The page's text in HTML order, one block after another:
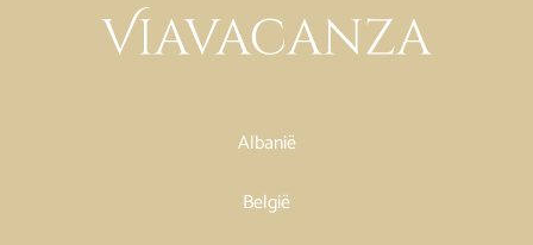
Albanië
België